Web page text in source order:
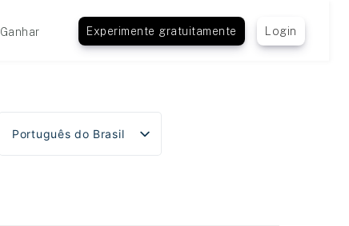
Ganhar Experimente gratuitamente Login
Português do Brasil
English